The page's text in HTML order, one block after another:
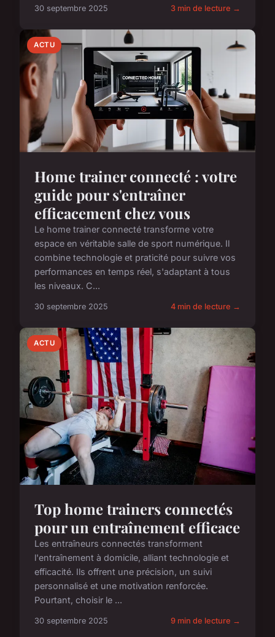
30 septembre 2025 3 min de lecture →
ACTU
Home trainer connecté : votre
guide pour s'entraîner
efficacement chez vous
Le home trainer connecté transforme votre
espace en véritable salle de sport numérique. Il
combine technologie et praticité pour suivre vos
performances en temps réel, s'adaptant à tous
les niveaux. C...
30 septembre 2025 4 min de lecture →
ACTU
Top home trainers connectés
pour un entraînement efficace
Les entraîneurs connectés transforment
l'entraînement à domicile, alliant technologie et
efficacité. Ils offrent une précision, un suivi
personnalisé et une motivation renforcée.
Pourtant, choisir le ...
30 septembre 2025 9 min de lecture →